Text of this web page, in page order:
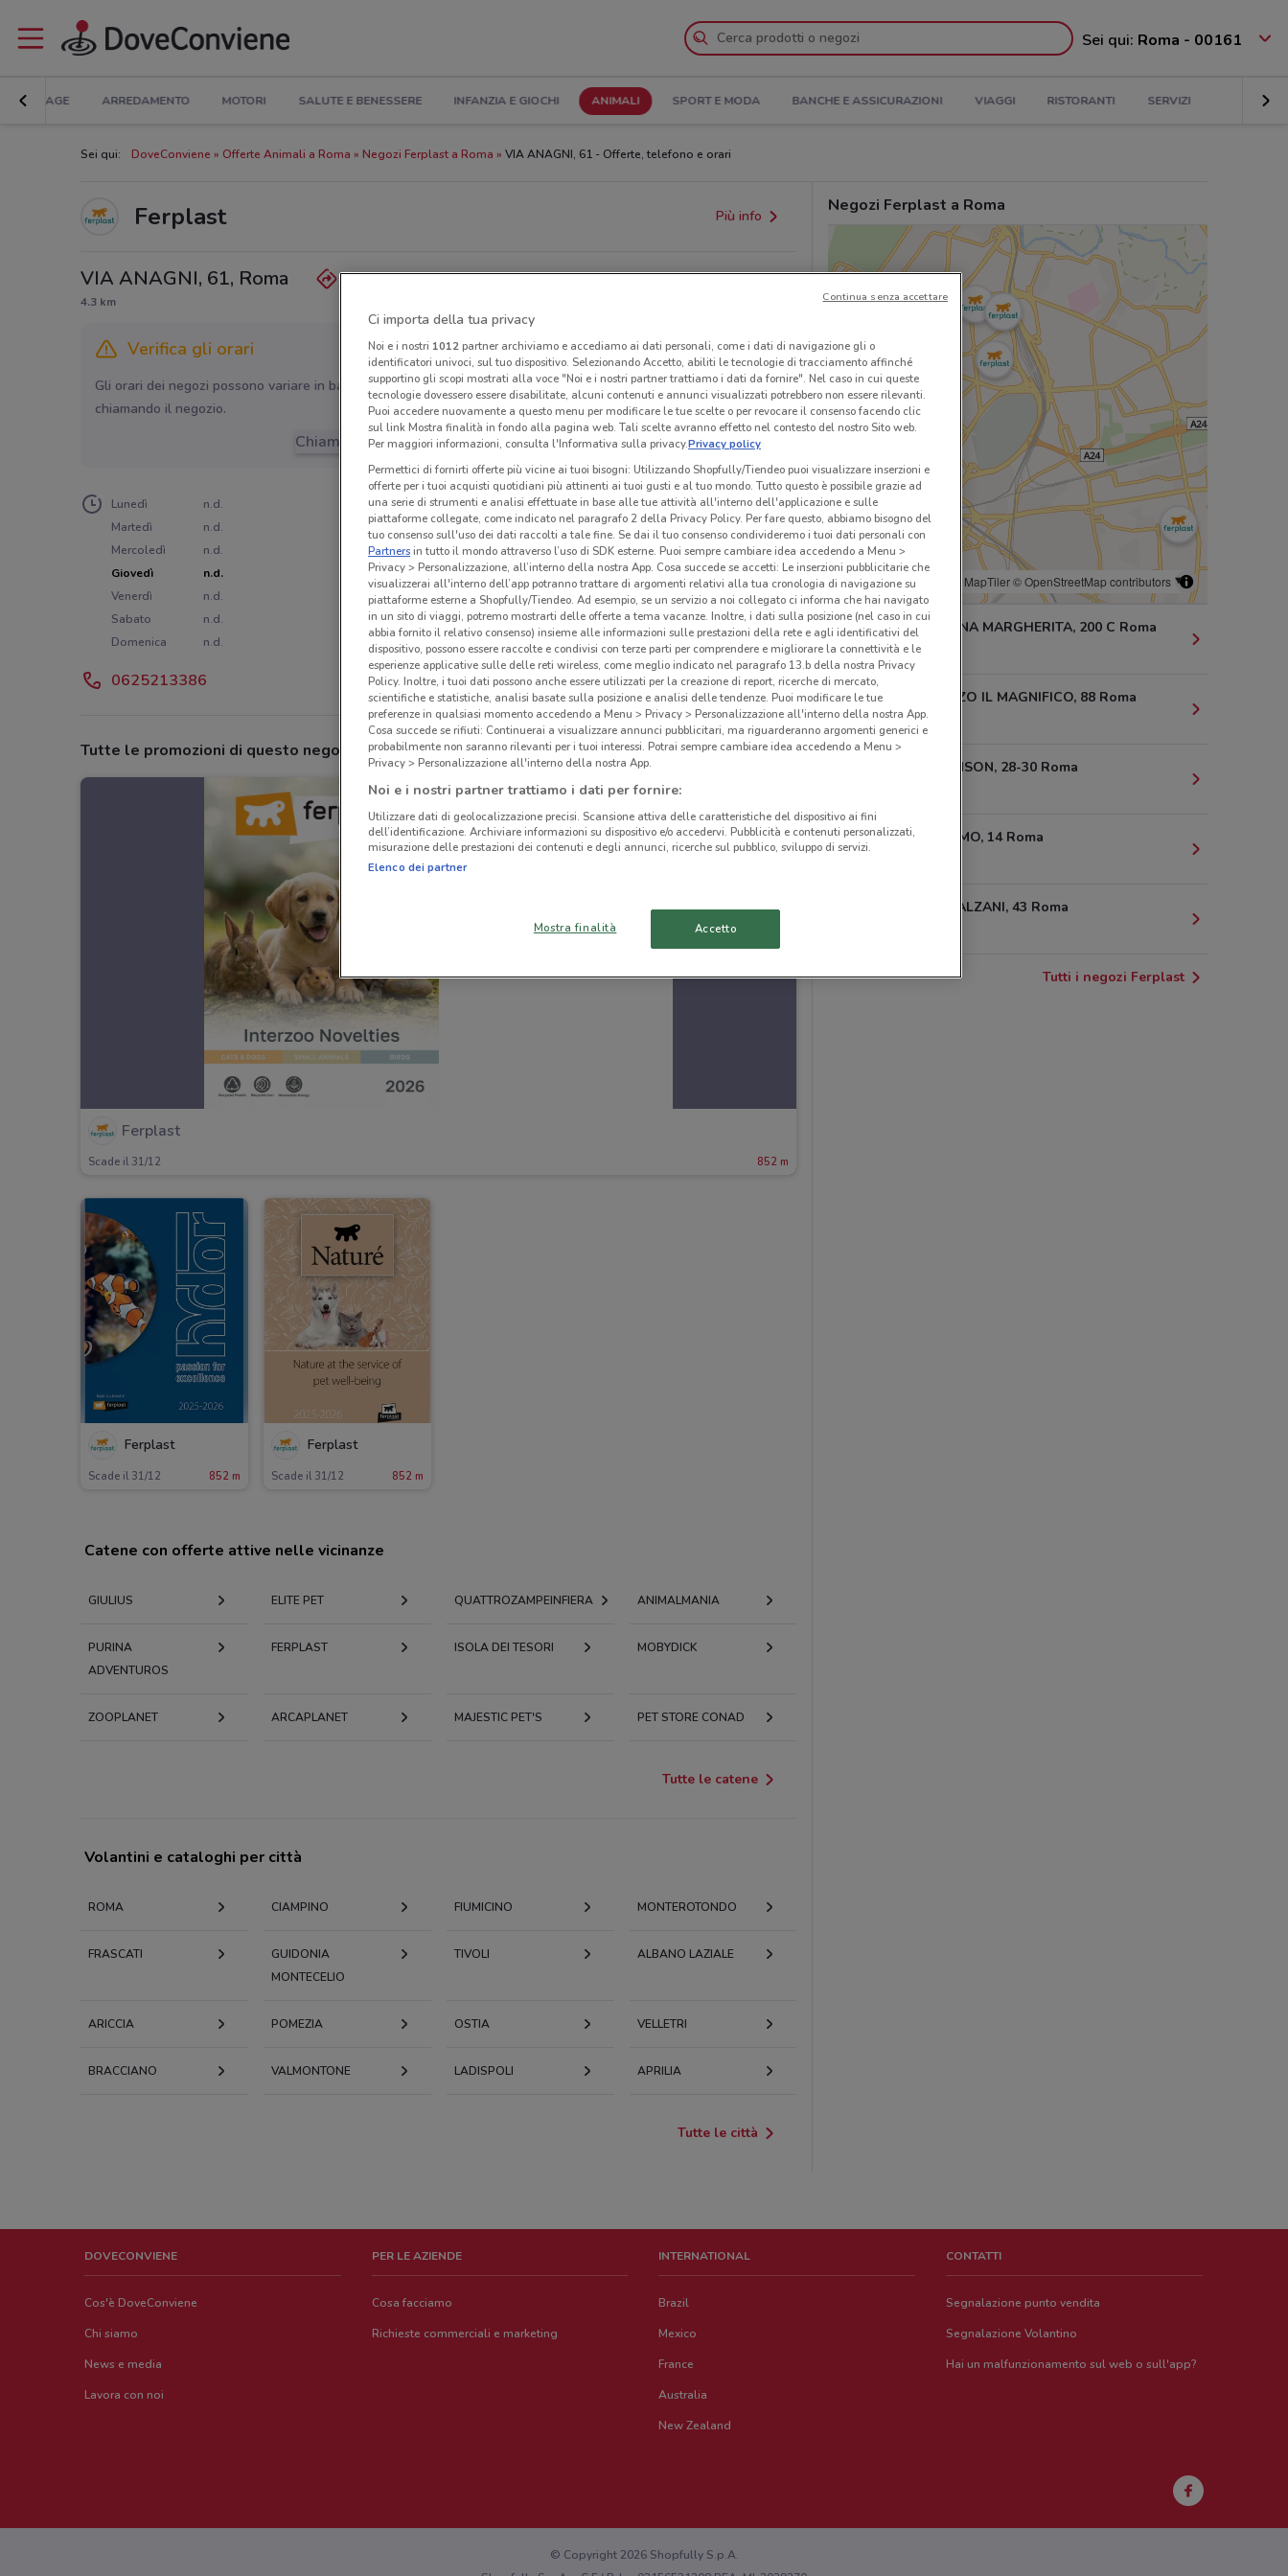
Sei qui: Roma - 00161
BRICOLAGE ARREDAMENTO MOTORI SALUTE E BENESSERE INFANZIA E GIOCHI ANIMALI SPORT E MODA BANCHE E ASSICURAZIONI VIAGGI RISTORANTI SERVIZI
Sei qui: DoveConviene Offerte Animali a Roma Negozi Ferplast a Roma VIA ANAGNI, 61 - Offerte, telefono e orari
Ferplast Più info
VIA ANAGNI, 61, Roma
4.3 km
Verifica gli orari
Gli orari dei negozi possono variare in base agli ultimi provvedimenti regionali o nazionali. Verifica l’accuratezza
chiamando il negozio.
Chiama il negozio
Lunedì
n.d.
Martedì
n.d.
Mercoledì
n.d.
Giovedì
n.d.
Venerdì
n.d.
Sabato
n.d.
Domenica
n.d.
0625213386
Tutte le promozioni di questo negozio
Ferplast
Scade il 31/12 852 m
Ferplast
Scade il 31/12 852 m
Ferplast
Scade il 31/12 852 m
Negozi Ferplast a Roma
© MapTiler© OpenStreetMap contributors
VIALE REGINA MARGHERITA, 200 C Roma
852 m
VIA LORENZO IL MAGNIFICO, 88 Roma
852 m
VIA STEVENSON, 28-30 Roma
VIA BERGAMO, 14 Roma
VIA UGO BALZANI, 43 Roma
Tutti i negozi Ferplast
Catene con offerte attive nelle vicinanze
GIULIUS ELITE PET QUATTROZAMPEINFIERA ANIMALMANIA
PURINA
ADVENTUROS
FERPLAST ISOLA DEI TESORI MOBYDICK
ZOOPLANET ARCAPLANET MAJESTIC PET'S PET STORE CONAD
Tutte le catene
Volantini e cataloghi per città
ROMA CIAMPINO FIUMICINO MONTEROTONDO
FRASCATI
GUIDONIA
MONTECELIO
TIVOLI ALBANO LAZIALE
ARICCIA POMEZIA OSTIA VELLETRI
BRACCIANO VALMONTONE LADISPOLI APRILIA
Tutte le città
DOVECONVIENE
Cos'è DoveConviene
Chi siamo
News e media
Lavora con noi
PER LE AZIENDE
Cosa facciamo
Richieste commerciali e marketing
INTERNATIONAL
Brazil
Mexico
France
Australia
New Zealand
CONTATTI
Segnalazione punto vendita
Segnalazione Volantino
Hai un malfunzionamento sul web o sull'app?
© Copyright 2026 Shopfully S.p.A.
Ci importa della tua privacy
Noi e i nostri 1012partner archiviamo e accediamo ai dati personali, come i dati di navigazione gli o
identificatori univoci, sul tuo dispositivo. Selezionando Accetto, abiliti le tecnologie di tracciamento affinché
supportino gli scopi mostrati alla voce "Noi e i nostri partner trattiamo i dati da fornire". Nel caso in cui queste
tecnologie dovessero essere disabilitate, alcuni contenuti e annunci visualizzati potrebbero non essere rilevanti.
Puoi accedere nuovamente a questo menu per modificare le tue scelte o per revocare il consenso facendo clic
sul link Mostra finalità in fondo alla pagina web. Tali scelte avranno effetto nel contesto del nostro Sito web.
Per maggiori informazioni, consulta l'Informativa sulla privacy.Privacy policy
Permettici di fornirti offerte più vicine ai tuoi bisogni: Utilizzando Shopfully/Tiendeo puoi visualizzare inserzioni e
offerte per i tuoi acquisti quotidiani più attinenti ai tuoi gusti e al tuo mondo. Tutto questo è possibile grazie ad
una serie di strumenti e analisi effettuate in base alle tue attività all'interno dell'applicazione e sulle
piattaforme collegate, come indicato nel paragrafo 2 della Privacy Policy. Per fare questo, abbiamo bisogno del
tuo consenso sull'uso dei dati raccolti a tale fine. Se dai il tuo consenso condivideremo i tuoi dati personali con
Partnersin tutto il mondo attraverso l’uso di SDK esterne. Puoi sempre cambiare idea accedendo a Menu >
Privacy > Personalizzazione, all’interno della nostra App. Cosa succede se accetti: Le inserzioni pubblicitarie che
visualizzerai all'interno dell’app potranno trattare di argomenti relativi alla tua cronologia di navigazione su
piattaforme esterne a Shopfully/Tiendeo. Ad esempio, se un servizio a noi collegato ci informa che hai navigato
in un sito di viaggi, potremo mostrarti delle offerte a tema vacanze. Inoltre, i dati sulla posizione (nel caso in cui
abbia fornito il relativo consenso) insieme alle informazioni sulle prestazioni della rete e agli identificativi del
dispositivo, possono essere raccolte e condivisi con terze parti per comprendere e migliorare la connettività e le
esperienze applicative sulle delle reti wireless, come meglio indicato nel paragrafo 13.b della nostra Privacy
Policy. Inoltre, i tuoi dati possono anche essere utilizzati per la creazione di report, ricerche di mercato,
scientifiche e statistiche, analisi basate sulla posizione e analisi delle tendenze. Puoi modificare le tue
preferenze in qualsiasi momento accedendo a Menu > Privacy > Personalizzazione all'interno della nostra App.
Cosa succede se rifiuti: Continuerai a visualizzare annunci pubblicitari, ma riguarderanno argomenti generici e
probabilmente non saranno rilevanti per i tuoi interessi. Potrai sempre cambiare idea accedendo a Menu >
Privacy > Personalizzazione all'interno della nostra App.
Noi e i nostri partner trattiamo i dati per fornire:
Utilizzare dati di geolocalizzazione precisi. Scansione attiva delle caratteristiche del dispositivo ai fini
dell’identificazione. Archiviare informazioni su dispositivo e/o accedervi. Pubblicità e contenuti personalizzati,
misurazione delle prestazioni dei contenuti e degli annunci, ricerche sul pubblico, sviluppo di servizi.
Elenco dei partner
Mostra finalità Accetto
Continua senza accettare